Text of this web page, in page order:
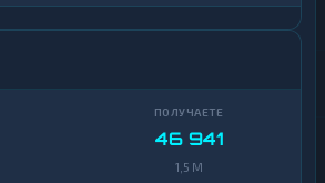
46 941
1,5 M